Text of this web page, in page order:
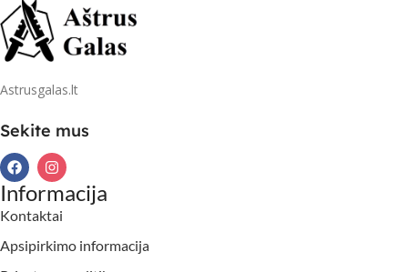
Astrusgalas.lt
Sekite mus
Informacija
Kontaktai
Apsipirkimo informacija